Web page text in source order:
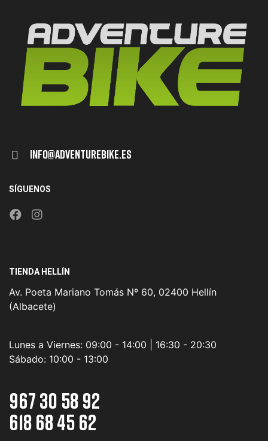
Info@adventurebike.es
SÍGUENOS
TIENDA HELLÍN
Av. Poeta Mariano Tomás Nº 60, 02400 Hellín
(Albacete)
Lunes a Viernes: 09:00 - 14:00 | 16:30 - 20:30
Sábado: 10:00 - 13:00
967 30 58 92
618 68 45 62